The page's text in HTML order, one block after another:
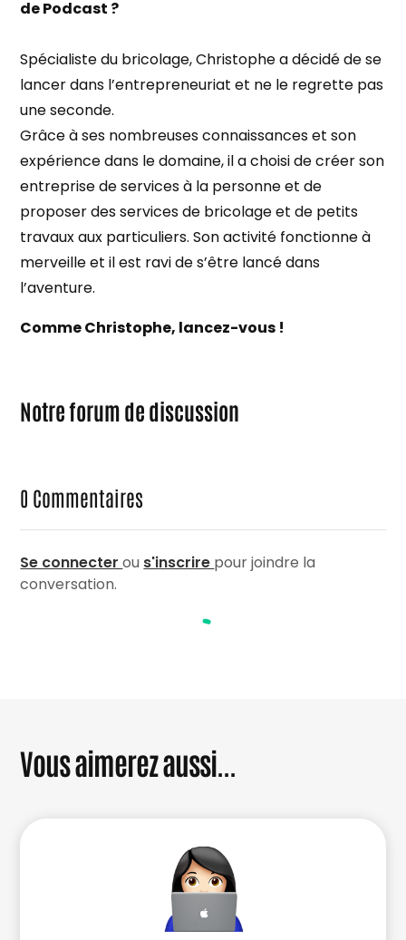
de Podcast ?
Spécialiste du bricolage, Christophe a décidé de se
lancer dans l’entrepreneuriat et ne le regrette pas
une seconde.
Grâce à ses nombreuses connaissances et son
expérience dans le domaine, il a choisi de créer son
entreprise de services à la personne et de
proposer des services de bricolage et de petits
travaux aux particuliers. Son activité fonctionne à
merveille et il est ravi de s’être lancé dans
l’aventure.
Comme Christophe, lancez-vous !
Notre forum de discussion
0 Commentaires
Se connecterou s'inscrire pour joindre la
conversation.
Vous aimerez aussi...